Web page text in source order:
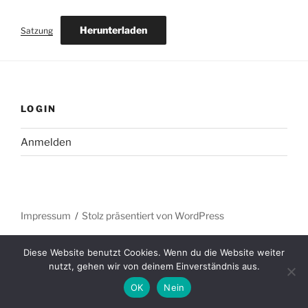
Satzung Herunterladen
LOGIN
Anmelden
Impressum Stolz präsentiert von WordPress
Diese Website benutzt Cookies. Wenn du die Website weiter
nutzt, gehen wir von deinem Einverständnis aus.
OK
Nein